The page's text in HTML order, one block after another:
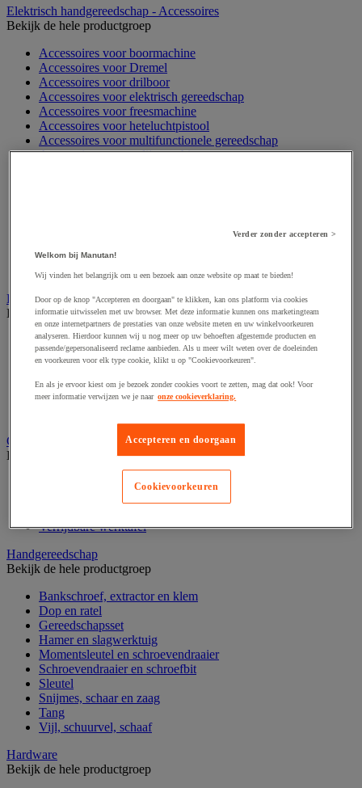
Elektrisch handgereedschap - Accessoires
Bekijk de hele productgroep
Accessoires voor boormachine
Accessoires voor Dremel
Accessoires voor drilboor
Accessoires voor elektrisch gereedschap
Accessoires voor freesmachine
Accessoires voor heteluchtpistool
Accessoires voor multifunctionele gereedschap
Accessoires voor polijstmachine
Accessoires voor spijkermachine
Accessoires voor zaag
Elektrische toebehoren en verlichting
Bekijk de hele productgroep
Accessoires voor elektrisch schakelpaneel
Batterij, oplader en kabel
Elektrische uitrusting
Verlengsnoer, stekkerdoos en kapelhaspel
Gereedschap opbergen
Bekijk de hele productgroep
Assortimentsdoos en gereedschapkoffer
Verrijdbare werktafel
Handgereedschap
Bekijk de hele productgroep
Bankschroef, extractor en klem
Dop en ratel
Gereedschapsset
Hamer en slagwerktuig
Momentsleutel en schroevendraaier
Schroevendraaier en schroefbit
Sleutel
Snijmes, schaar en zaag
Tang
Vijl, schuurvel, schaaf
Hardware
Bekijk de hele productgroep
Verder zonder accepteren >
Welkom bij Manutan!
Wij vinden het belangrijk om u een bezoek aan onze website op maat te bieden!
Door op de knop "Accepteren en doorgaan" te klikken, kan ons platform via cookies
informatie uitwisselen met uw browser. Met deze informatie kunnen ons marketingteam
en onze internetpartners de prestaties van onze website meten en uw winkelvoorkeuren
analyseren. Hierdoor kunnen wij u nog meer op uw behoeften afgestemde producten en
passende/gepersonaliseerd reclame aanbieden. Als u meer wilt weten over de doeleinden
en voorkeuren voor elk type cookie, klikt u op "Cookievoorkeuren".
En als je ervoor kiest om je bezoek zonder cookies voort te zetten, mag dat ook! Voor
meer informatie verwijzen we je naar onze cookieverklaring.
Accepteren en doorgaan
Cookievoorkeuren